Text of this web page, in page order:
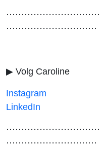
⋯⋯⋯⋯⋯⋯⋯⋯⋯⋯
▶ Volg Caroline
Instagram
LinkedIn
⋯⋯⋯⋯⋯⋯⋯⋯⋯⋯